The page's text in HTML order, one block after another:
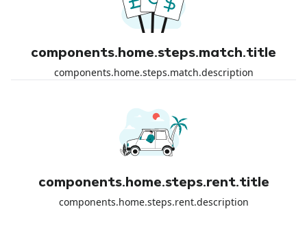
components.home.steps.match.title
components.home.steps.match.description
components.home.steps.rent.title
components.home.steps.rent.description